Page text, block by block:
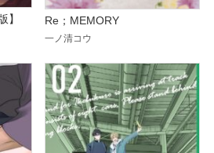
】 Re；MEMORY
一ノ清コウ